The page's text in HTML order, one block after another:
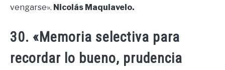
vengarse». Nicolás Maquiavelo.
30. «Memoria selectiva para
recordar lo bueno, prudencia